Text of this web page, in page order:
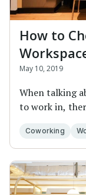
How to
May 10, 2019
When talking
to work in,
Coworking